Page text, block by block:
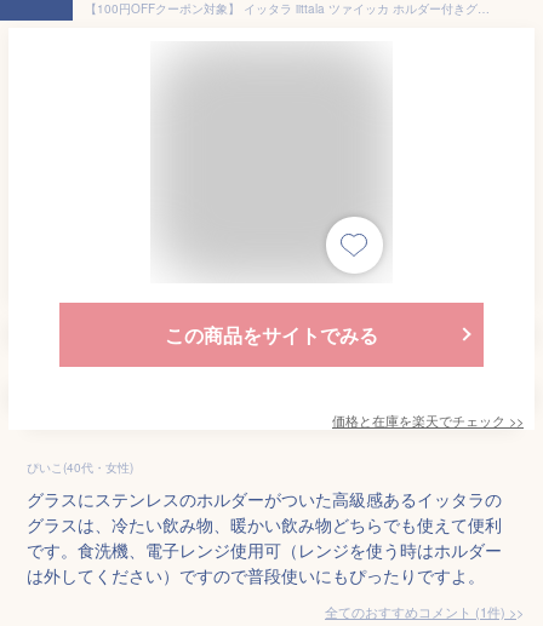
【100円OFFクーポン対象】 イッタラ iittala ツァイッカ ホルダー付きグラス ペア 2個セット 北欧 1008498 クリア Tsaikka Tumbler Hot Drinks コップ 食器 取っ手
この商品をサイトでみる
価格と在庫を楽天でチェック >>
ぴいこ(40代・女性)
グラスにステンレスのホルダーがついた高級感あるイッタラの
グラスは、冷たい飲み物、暖かい飲み物どちらでも使えて便利
です。食洗機、電子レンジ使用可（レンジを使う時はホルダー
は外してください）ですので普段使いにもぴったりですよ。
全てのおすすめコメント (1件) >